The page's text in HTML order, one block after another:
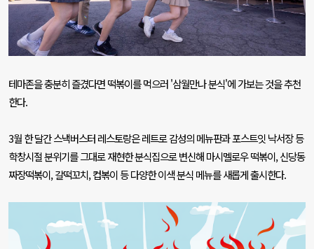
테마존을 충분히 즐겼다면 떡볶이를 먹으러'삼월만나 분식'에 가보는 것을 추천
한다.
3월 한 달간 스낵버스터 레스토랑은 레트로 감성의 메뉴판과 포스트잇 낙서장 등
학창시절 분위기를 그대로 재현한 분식집으로 변신해 마시멜로우 떡볶이,신당동
짜장떡볶이,갈떡꼬치,컵볶이 등 다양한 이색 분식 메뉴를 새롭게 출시한다.